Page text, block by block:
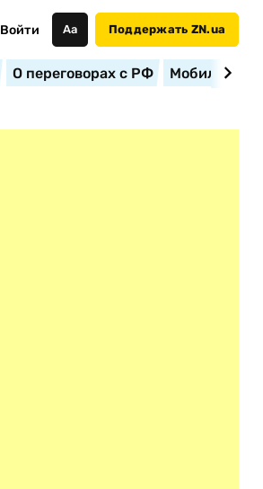
Войти Аа Поддержать ZN.ua
О переговорах с РФ